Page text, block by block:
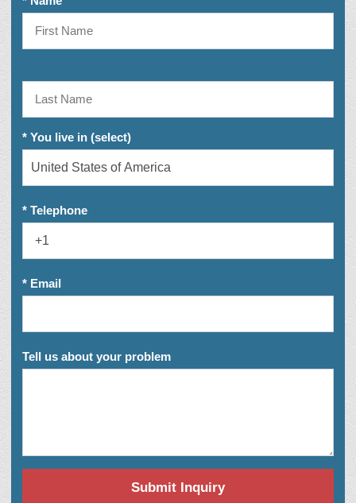
* You live in (select)
* Telephone
* Email
Tell us about your problem
Submit Inquiry